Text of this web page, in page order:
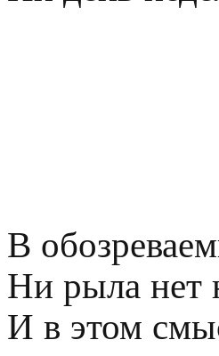
В
Ни рыла нет
И в этом